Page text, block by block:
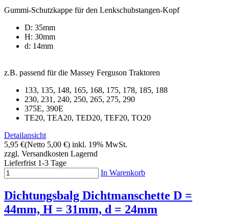
Gummi-Schutzkappe für den Lenkschubstangen-Kopf
D: 35mm
H: 30mm
d: 14mm
z.B. passend für die Massey Ferguson Traktoren
133, 135, 148, 165, 168, 175, 178, 185, 188
230, 231, 240, 250, 265, 275, 290
375E, 390E
TE20, TEA20, TED20, TEF20, TO20
Detailansicht
5,95 €(Netto 5,00 €) inkl. 19% MwSt.
zzgl. Versandkosten Lagernd
Lieferfrist 1-3 Tage
In Warenkorb
Dichtungsbalg Dichtmanschette D =
44mm, H = 31mm, d = 24mm